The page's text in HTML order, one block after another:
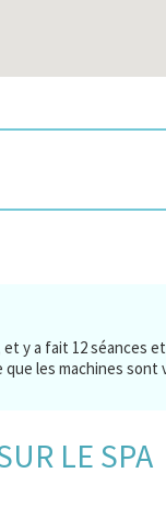
y a fait 12 séances
les machines sont
LE SPA